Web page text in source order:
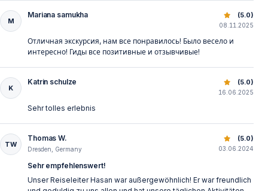
Wildwasser Rafting ab Side — Köprülü Canyon Erlebnis
M
Mariana samukha (5.0)
08.11.2025
Отличная экскурсия, нам все понравилось! Было весело и
интересно! Гиды все позитивные и отзывчивые!
Wildwasser Rafting ab Side — Köprülü Canyon Erlebnis
K
Katrin schulze (5.0)
16.06.2025
Sehr tolles erlebnis
Wildwasser Rafting ab Side — Köprülü Canyon Erlebnis
TW
Thomas W.
Dresden, Germany
(5.0)
03.06.2024
Sehr empfehlenswert!
Unser Reiseleiter Hasan war außergewöhnlich! Er war freundlich